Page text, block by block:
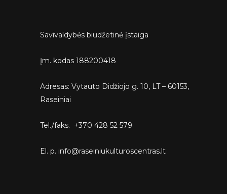
Savivaldybės biudžetinė įstaiga
Įm. kodas 188200418
Adresas: Vytauto Didžiojo g. 10, LT – 60153,
Raseiniai
Tel./faks. +370 428 52 579
El. p. info@raseiniukulturoscentras.lt